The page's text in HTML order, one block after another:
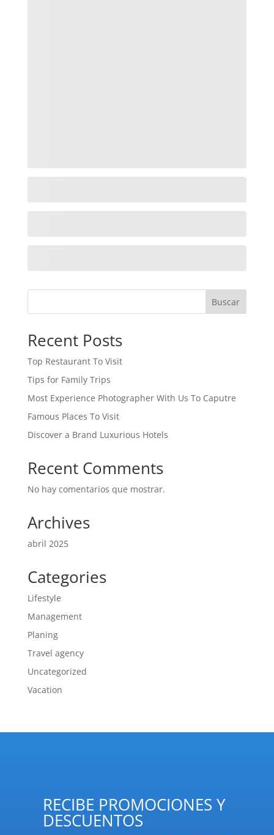
Buscar
Recent Posts
Top Restaurant To Visit
Tips for Family Trips
Most Experience Photographer With Us To Caputre
Famous Places To Visit
Discover a Brand Luxurious Hotels
Recent Comments
No hay comentarios que mostrar.
Archives
abril 2025
Categories
Lifestyle
Management
Planing
Travel agency
Uncategorized
Vacation
RECIBE PROMOCIONES Y
DESCUENTOS